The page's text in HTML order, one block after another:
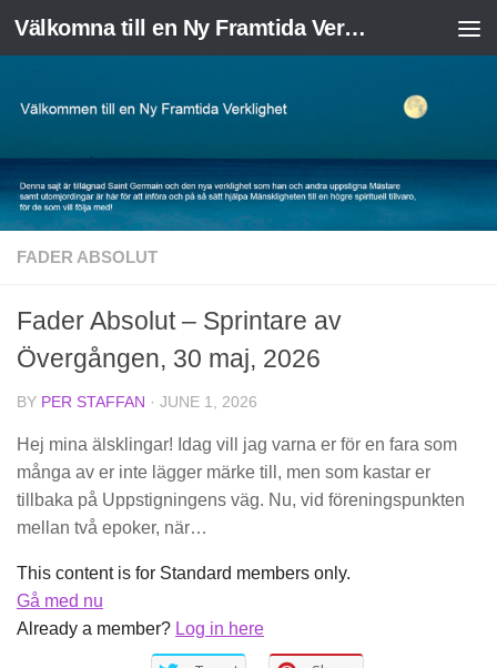
Skip to content Välkomna till en Ny Framtida Verklighet
FADER ABSOLUT
Fader Absolut – Sprintare av
Övergången, 30 maj, 2026
BY PER STAFFAN · JUNE 1, 2026
Hej mina älsklingar! Idag vill jag varna er för en fara som
många av er inte lägger märke till, men som kastar er
tillbaka på Uppstigningens väg. Nu, vid föreningspunkten
mellan två epoker, när…
This content is for Standard members only.
Gå med nu
Already a member? Log in here